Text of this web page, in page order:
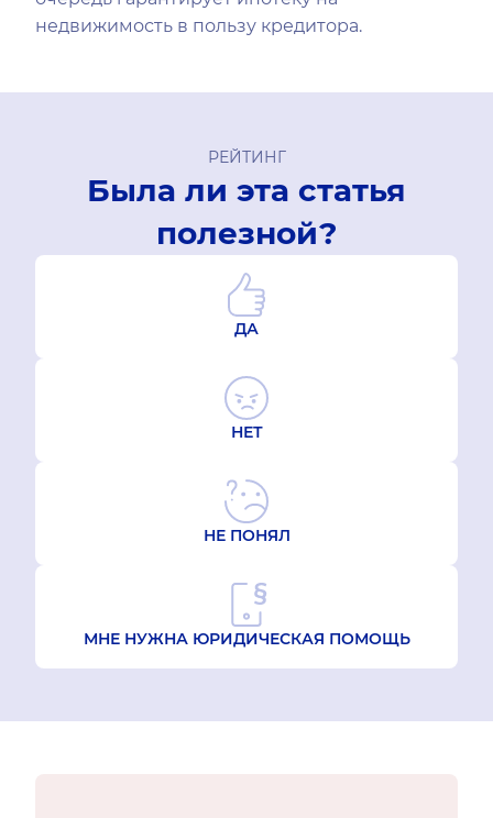
недвижимость в пользу кредитора.
РЕЙТИНГ
Была ли эта статья
полезной?
ДА
НЕТ
НЕ ПОНЯЛ
МНЕ НУЖНА ЮРИДИЧЕСКАЯ ПОМОЩЬ